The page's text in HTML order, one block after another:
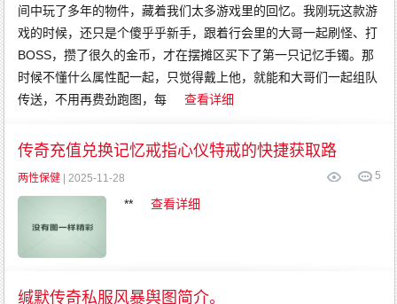
间中玩了多年的物件，藏着我们太多游戏里的回忆。我刚玩这款游
戏的时候，还只是个傻乎乎新手，跟着行会里的大哥一起刷怪、打
BOSS，攒了很久的金币，才在摆摊区买下了第一只记忆手镯。那
时候不懂什么属性配一起，只觉得戴上他，就能和大哥们一起组队
传送，不用再费劲跑图，每
查看详细
传奇充值兑换记忆戒指心仪特戒的快捷获取路
5
两性保健 | 2025-11-28
** 查看详细
缄默传奇私服风暴舆图简介。